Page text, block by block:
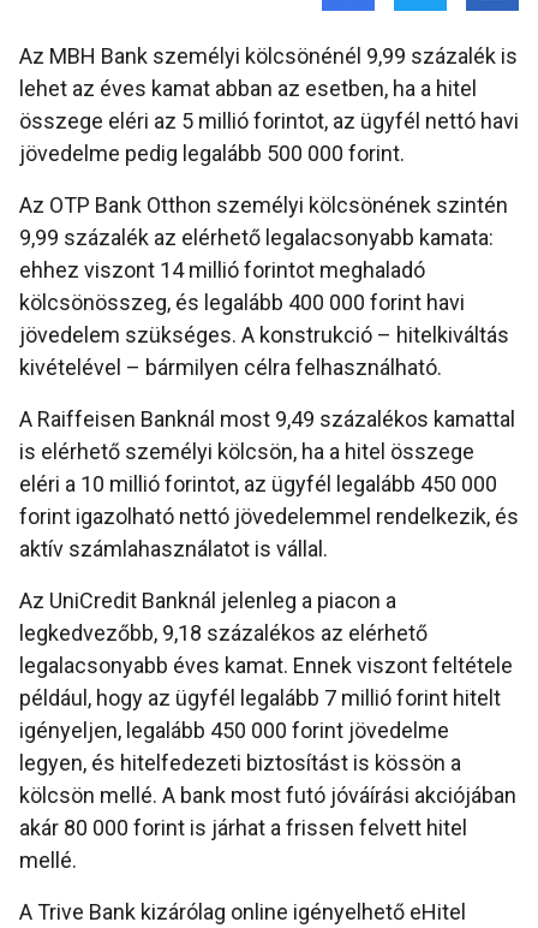
Az MBH Bank személyi kölcsönénél 9,99 százalék is
lehet az éves kamat abban az esetben, ha a hitel
összege eléri az 5 millió forintot, az ügyfél nettó havi
jövedelme pedig legalább 500 000 forint.
Az OTP Bank Otthon személyi kölcsönének szintén
9,99 százalék az elérhető legalacsonyabb kamata:
ehhez viszont 14 millió forintot meghaladó
kölcsönösszeg, és legalább 400 000 forint havi
jövedelem szükséges. A konstrukció – hitelkiváltás
kivételével – bármilyen célra felhasználható.
A Raiffeisen Banknál most 9,49 százalékos kamattal
is elérhető személyi kölcsön, ha a hitel összege
eléri a 10 millió forintot, az ügyfél legalább 450 000
forint igazolható nettó jövedelemmel rendelkezik, és
aktív számlahasználatot is vállal.
Az UniCredit Banknál jelenleg a piacon a
legkedvezőbb, 9,18 százalékos az elérhető
legalacsonyabb éves kamat. Ennek viszont feltétele
például, hogy az ügyfél legalább 7 millió forint hitelt
igényeljen, legalább 450 000 forint jövedelme
legyen, és hitelfedezeti biztosítást is kössön a
kölcsön mellé. A bank most futó jóváírási akciójában
akár 80 000 forint is járhat a frissen felvett hitel
mellé.
A Trive Bank kizárólag online igényelhető eHitel